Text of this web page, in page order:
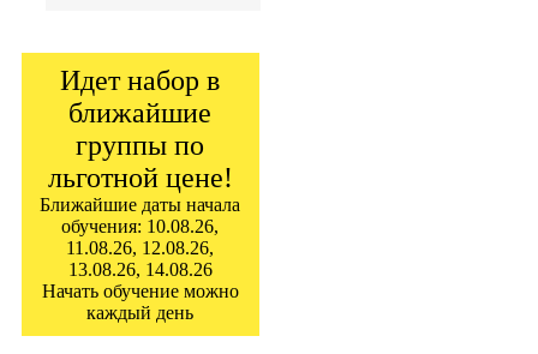
Идет набор в
ближайшие
группы по
льготной цене!
Ближайшие даты начала
обучения: 10.08.26,
11.08.26, 12.08.26,
13.08.26, 14.08.26
Начать обучение можно
каждый день